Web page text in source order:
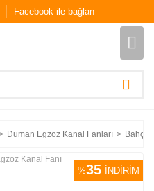
Facebook ile bağlan
Duman Egzoz Kanal Fanları
%35 İNDİRİM